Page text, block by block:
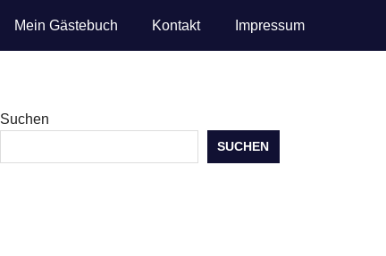
Mein Gästebuch Kontakt Impressum
Suchen
SUCHEN